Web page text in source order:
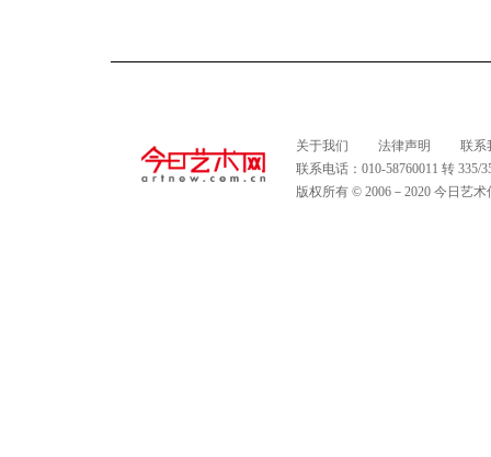
关于我们 法律声明
联系
联系电话：010-58760011 转
版权所有 © 2006－2020 今日艺